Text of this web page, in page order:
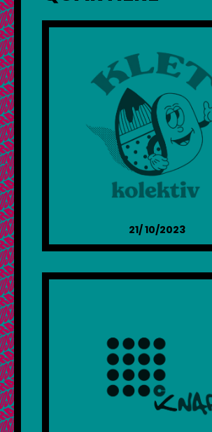
21/ 10/2023